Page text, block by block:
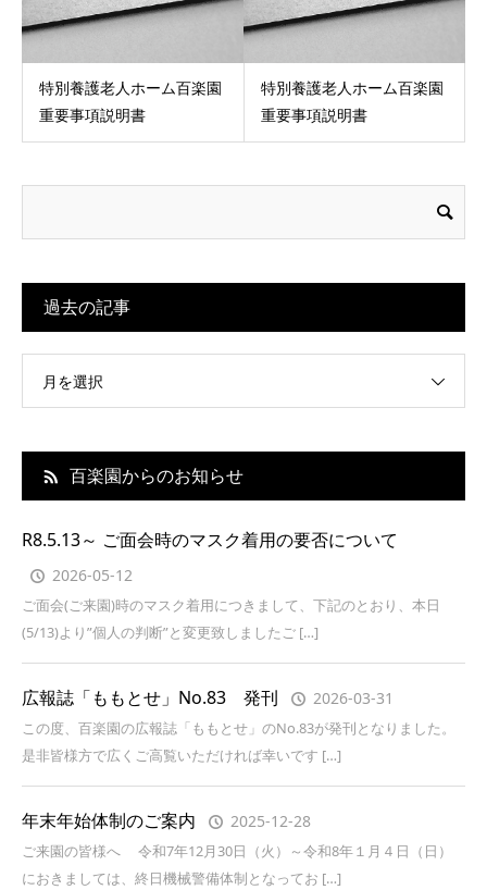
特別養護老人ホーム百楽園
重要事項説明書
特別養護老人ホーム百楽園
重要事項説明書
過去の記事
月を選択
百楽園からのお知らせ
R8.5.13～ ご面会時のマスク着用の要否について
2026-05-12
ご面会(ご来園)時のマスク着用につきまして、下記のとおり、本日
(5/13)より”個人の判断”と変更致しましたご […]
広報誌「ももとせ」No.83 発刊 2026-03-31
この度、百楽園の広報誌「ももとせ」のNo.83が発刊となりました。
是非皆様方で広くご高覧いただければ幸いです […]
年末年始体制のご案内 2025-12-28
ご来園の皆様へ 令和7年12月30日（火）～令和8年１月４日（日）
におきましては、終日機械警備体制となってお […]